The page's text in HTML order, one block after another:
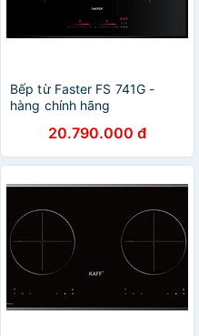
Bếp từ Faster FS 741G -
hàng chính hãng
20.790.000 đ